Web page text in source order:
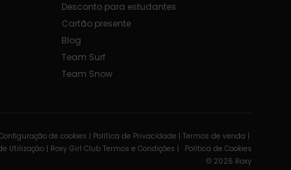
Desconto para estudantes
Cartão presente
Blog
Team Surf
Team Snow
de cookies | Política de Privacidade | Termos de venda |
Utilizaçâo | Roxy Girl Club Termos e Condições |
Política de Cookies
© 2026 Roxy